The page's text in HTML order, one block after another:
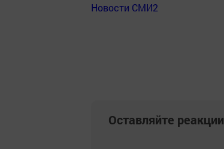
Новости СМИ2
Оставляйте реакции